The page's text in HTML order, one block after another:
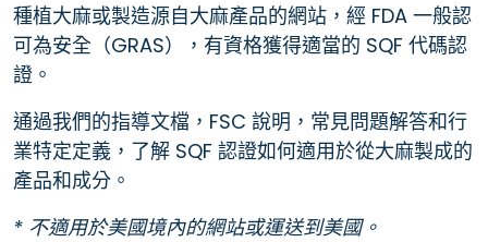
種植大麻或製造源自大麻產品的網站，經 FDA 一般認
可為安全（GRAS），有資格獲得適當的 SQF 代碼認
證。
通過我們的指導文檔，FSC 說明，常見問題解答和行
業特定定義，了解 SQF 認證如何適用於從大麻製成的
產品和成分。
* 不適用於美國境內的網站或運送到美國。